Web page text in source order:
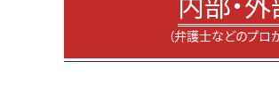
（弁護士などのプロ